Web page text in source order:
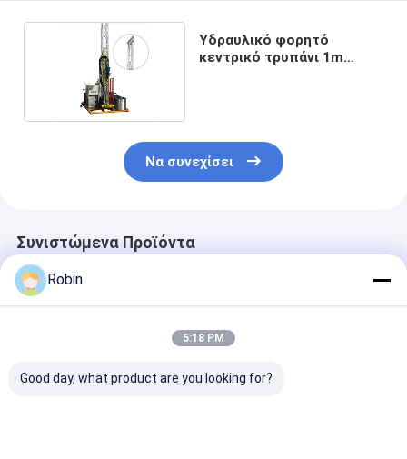
Υδραυλικό φορητό
κεντρικό τρυπάνι 1m
Να συνεχίσει
Συνιστώμενα Προϊόντα
Robin
5:18 PM
Good day, what product are you looking for?